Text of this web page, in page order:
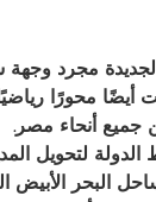
مجرد وجهة
محورًا
جميع أنحاء مصر.
لتحويل
البحر الأبيض